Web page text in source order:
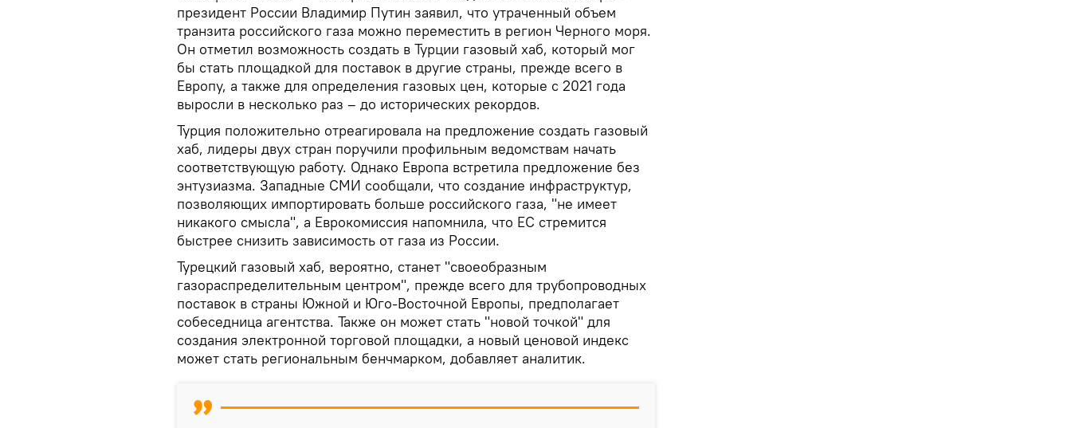
президент России Владимир Путин заявил, что утраченный объем
транзита российского газа можно переместить в регион Черного моря.
Он отметил возможность создать в Турции газовый хаб, который мог
бы стать площадкой для поставок в другие страны, прежде всего в
Европу, а также для определения газовых цен, которые с 2021 года
выросли в несколько раз – до исторических рекордов.
Турция положительно отреагировала на предложение создать газовый
хаб, лидеры двух стран поручили профильным ведомствам начать
соответствующую работу. Однако Европа встретила предложение без
энтузиазма. Западные СМИ сообщали, что создание инфраструктур,
позволяющих импортировать больше российского газа, "не имеет
никакого смысла", а Еврокомиссия напомнила, что ЕС стремится
быстрее снизить зависимость от газа из России.
Турецкий газовый хаб, вероятно, станет "своеобразным
газораспределительным центром", прежде всего для трубопроводных
поставок в страны Южной и Юго-Восточной Европы, предполагает
собеседница агентства. Также он может стать "новой точкой" для
создания электронной торговой площадки, а новый ценовой индекс
может стать региональным бенчмарком, добавляет аналитик.